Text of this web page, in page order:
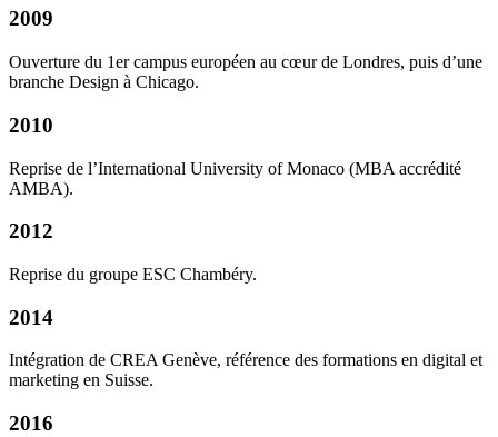
2009
Ouverture du 1er campus européen au cœur de Londres, puis d’une
branche Design à Chicago.
2010
Reprise de l’International University of Monaco (MBA accrédité
AMBA).
2012
Reprise du groupe ESC Chambéry.
2014
Intégration de CREA Genève, référence des formations en digital et
marketing en Suisse.
2016